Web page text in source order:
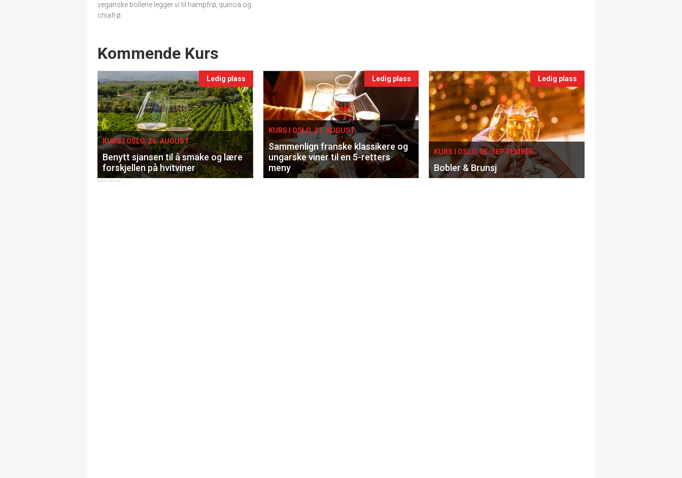
veganske bollene legger vi til hampfrø, quinoa og
chiafrø.
Events
Kommende Kurs
Ledig plass
KURS I OSLO, 26. AUGUST
Benytt sjansen til å smake og lære
forskjellen på hvitviner
Ledig plass
KURS I OSLO, 27. AUGUST
Sammenlign franske klassikere og
ungarske viner til en 5-retters
meny
Ledig plass
KURS I OSLO, 05. SEPTEMBER
Bobler & Brunsj